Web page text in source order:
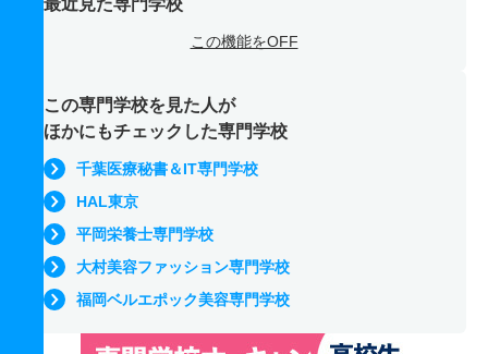
最近見た専門学校
この機能をOFF
この専門学校を見た人が
ほかにもチェックした専門学校
千葉医療秘書＆IT専門学校
HAL東京
平岡栄養士専門学校
大村美容ファッション専門学校
福岡ベルエポック美容専門学校